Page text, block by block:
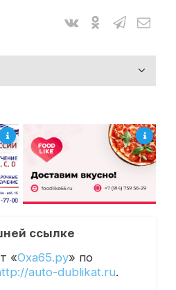
ссылке
«Оха65.ру» по
auto-dublikat.ru.